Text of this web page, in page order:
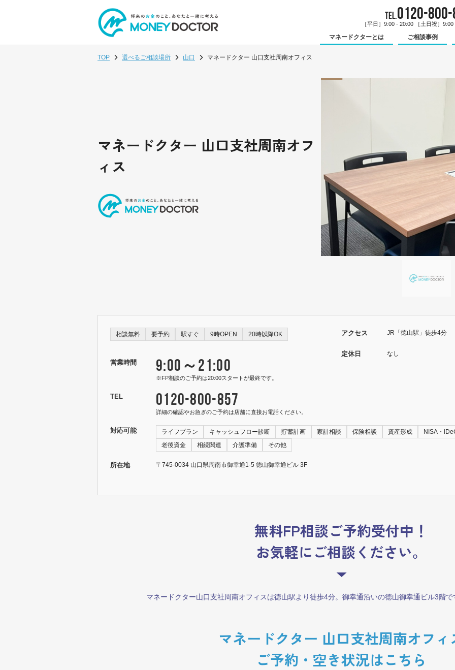
TEL. 0120-
［平日］9:00 - 20:00 ［土日祝］
マネードクターとは ご相談事例
TOP 選べるご相談場所 山口 マネードクター 山口支社周南オフィス
マネードクター 山口支社周南オフ
ィス
相談無料 要予約 駅すぐ 9時OPEN 20時以降OK
営業時間 9:00～21:00
※FP相談のご予約は20:00スタートが最終です。
TEL 0120-800-857
詳細の確認やお急ぎのご予約は店舗に直接お電話ください。
アクセス JR「徳山駅」徒歩4分
定休日 なし
対応可能 ライフプラン キャッシュフロー診断 貯蓄計画 家計相談 保険相談 資産形成
NISA・
老後資金
相続関連 介護準備 その他
所在地 〒745-0034 山口県周南市御幸通1-5 徳山御幸通ビル 3F
無料FP相談ご予約受付中！
お気軽にご相談ください。
マネードクター山口支社周南オフィスは徳山駅より徒歩4分。御幸通沿いの徳山御幸通ビル3階で
マネードクター 山口支社周南オフィ
ご予約・空き状況はこちら